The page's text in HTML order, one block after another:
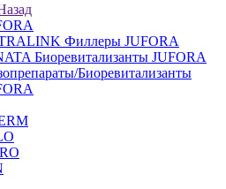
Филлеры JUFORA
Биоревитализанты JUFORA
Биоревитализанты